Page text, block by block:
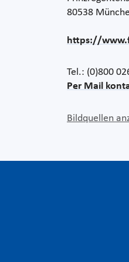
80538
https://
Tel.: (0)800
Per Mail
Bildquellen